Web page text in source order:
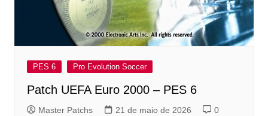
PES 6 Pro Evolution Soccer
Patch UEFA Euro 2000 – PES 6
Master Patchs 21 de maio de 2026 0